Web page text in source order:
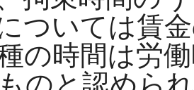
ついては賃
の時間は労
のと認めら